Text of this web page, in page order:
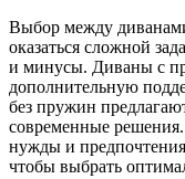
Выбор между
оказаться сложной
и минусы. Диваны с
дополнительную
без пружин
современные
нужды и
чтобы выбрать